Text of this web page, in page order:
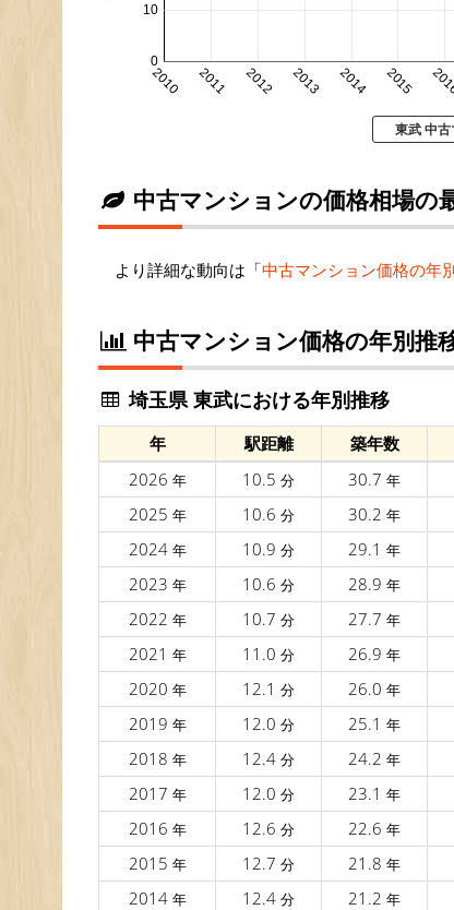
2010 2011 2012 2013 2014 2015
0
10
東武 中
中古マンションの価格相場の
より詳細な動向は「中古マンション価格の年
中古マンション価格の年別推
埼玉県 東武における年別推移
年 駅距離 築年数
2026 年 10.5 分 30.7 年
2025 年 10.6 分 30.2 年
2024 年 10.9 分 29.1 年
2023 年 10.6 分 28.9 年
2022 年 10.7 分 27.7 年
2021 年 11.0 分 26.9 年
2020 年 12.1 分 26.0 年
2019 年 12.0 分 25.1 年
2018 年 12.4 分 24.2 年
2017 年 12.0 分 23.1 年
2016 年 12.6 分 22.6 年
2015 年 12.7 分 21.8 年
2014 年 12.4 分 21.2 年